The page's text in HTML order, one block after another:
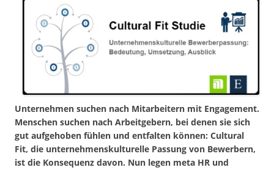
Unternehmen suchen nach Mitarbeitern mit Engagement.
Menschen suchen nach Arbeitgebern, bei denen sie sich
gut aufgehoben fühlen und entfalten können: Cultural
Fit, die unternehmenskulturelle Passung von Bewerbern,
ist die Konsequenz davon. Nun legen meta HR und